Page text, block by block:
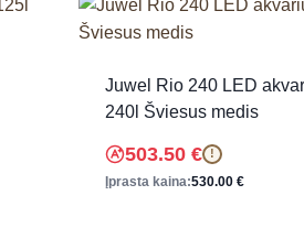
Juwel Rio 240 LED
240l Šviesus medis
503.50 € !
Įprasta kaina:530.00 €